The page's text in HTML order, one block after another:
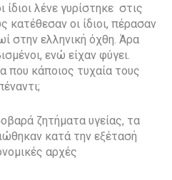
λένε γυρίστηκε στις
οι ίδιοι, πέρασαν
στην ελληνική όχθη. Άρα
ενώ είχαν φύγει.
κάποιος τυχαία τους
ζητήματα υγείας, τα
κατά την εξέτασή
αρχές